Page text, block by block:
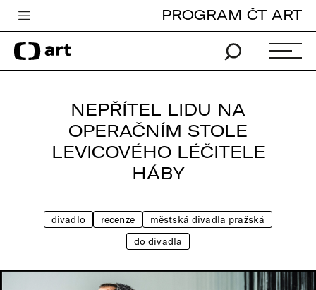
Česká televize
Zpravodajství
TV program
PROGRAM ČT ART
NEPŘÍTEL LIDU NA
OPERAČNÍM STOLE
LEVICOVÉHO LÉČITELE
HÁBY
divadlo recenze
městská divadla pražská
do divadla